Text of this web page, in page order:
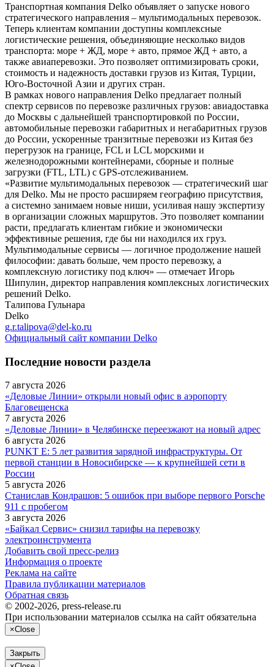
Транспортная компания Delko объявляет о запуске нового
стратегического направления – мультимодальных перевозок.
Теперь клиентам компании доступны комплексные
логистические решения, объединяющие несколько видов
транспорта: море + ЖД, море + авто, прямое ЖД + авто, а
также авиаперевозки. Это позволяет оптимизировать сроки,
стоимость и надежность доставки грузов из Китая, Турции,
Юго-Восточной Азии и других стран.
В рамках нового направления Delko предлагает полный
спектр сервисов по перевозке различных грузов: авиадоставка
до Москвы с дальнейшей транспортировкой по России,
автомобильные перевозки габаритных и негабаритных грузов
до России, ускоренные транзитные перевозки из Китая без
перегрузок на границе, FCL и LCL морскими и
железнодорожными контейнерами, сборные и полные
загрузки (FTL, LTL) с GPS-отслеживанием.
«Развитие мультимодальных перевозок — стратегический шаг
для Delko. Мы не просто расширяем географию присутствия,
а системно занимаем новые ниши, усиливая нашу экспертизу
в организации сложных маршрутов. Это позволяет компании
расти, предлагать клиентам гибкие и экономически
эффективные решения, где бы ни находился их груз.
Мультимодальные сервисы — логичное продолжение нашей
философии: давать больше, чем просто перевозку, а
комплексную логистику под ключ» — отмечает Игорь
Шипулин, директор направления комплексных логистических
решений Delko.
Талипова Гульнара
Delko
g.r.talipova@del-ko.ru
Официальный сайт компании Delko
Последние новости раздела
7 августа 2026
«Деловые Линии» открыли новый офис в аэропорту
Благовещенска
7 августа 2026
«Деловые Линии» в Челябинске переезжают на новый адрес
6 августа 2026
PUNKT E: 5 лет развития зарядной инфраструктуры. От
первой станции в Новосибирске — к крупнейшей сети в
России
5 августа 2026
Станислав Кондрашов: 5 ошибок при выборе первого Porsche
911 с пробегом
3 августа 2026
«Байкал Сервис» снизил тарифы на перевозку
электроинструмента
Добавить свой пресс-релиз
Информация о проекте
Реклама на сайте
Правила публикации материалов
Обратная связь
© 2002-2026, press-release.ru
При использовании материалов ссылка на сайт обязательна
×Close
Закрыть